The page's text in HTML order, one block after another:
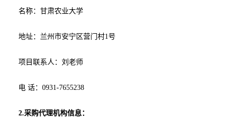
名称：甘肃农业大学
地址：兰州市安宁区营门村1号
项目联系人： 刘老师
电 话： 0931-7655238
2.采购代理机构信息：